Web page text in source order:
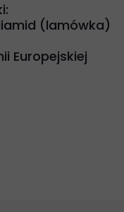
(lamówka)
Europejskiej